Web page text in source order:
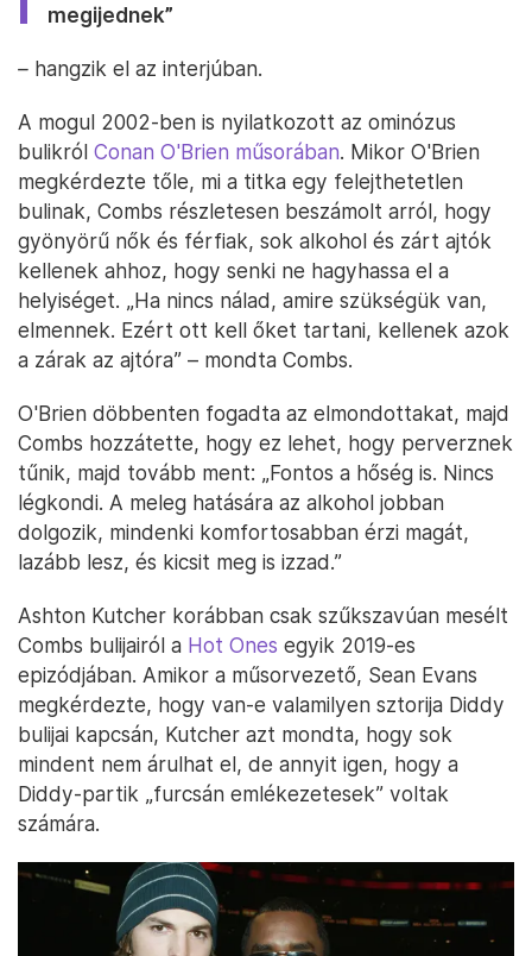
megijednek”
– hangzik el az interjúban.
A mogul 2002-ben is nyilatkozott az ominózus
bulikról Conan O'Brien műsorában. Mikor O'Brien
megkérdezte tőle, mi a titka egy felejthetetlen
bulinak, Combs részletesen beszámolt arról, hogy
gyönyörű nők és férfiak, sok alkohol és zárt ajtók
kellenek ahhoz, hogy senki ne hagyhassa el a
helyiséget. „Ha nincs nálad, amire szükségük van,
elmennek. Ezért ott kell őket tartani, kellenek azok
a zárak az ajtóra” – mondta Combs.
O'Brien döbbenten fogadta az elmondottakat, majd
Combs hozzátette, hogy ez lehet, hogy perverznek
tűnik, majd tovább ment: „Fontos a hőség is. Nincs
légkondi. A meleg hatására az alkohol jobban
dolgozik, mindenki komfortosabban érzi magát,
lazább lesz, és kicsit meg is izzad.”
Ashton Kutcher korábban csak szűkszavúan mesélt
Combs bulijairól a Hot Ones egyik 2019-es
epizódjában. Amikor a műsorvezető, Sean Evans
megkérdezte, hogy van-e valamilyen sztorija Diddy
bulijai kapcsán, Kutcher azt mondta, hogy sok
mindent nem árulhat el, de annyit igen, hogy a
Diddy-partik „furcsán emlékezetesek” voltak
számára.